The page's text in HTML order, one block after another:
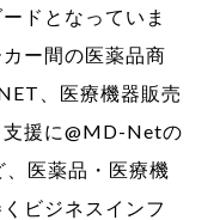
ドとなっていま
ー間の医薬品商
、医療機器販売
支援に@MD-Netの
医薬品・医療機
ビジネスインフ